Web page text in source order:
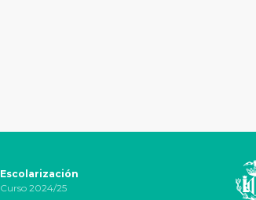
Escolarización
Curso 2024/25